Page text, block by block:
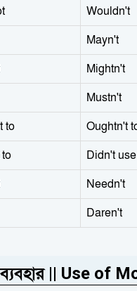
Wouldn't
Mayn't
Mightn't
Mustn't
to
Oughtn't
Didn't
Needn't
Daren't
|| Use of